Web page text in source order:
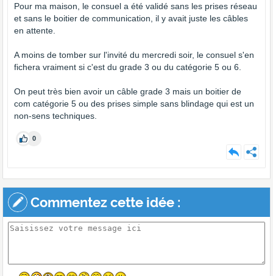
Pour ma maison, le consuel a été validé sans les prises réseau
et sans le boitier de communication, il y avait juste les câbles
en attente.
A moins de tomber sur l'invité du mercredi soir, le consuel s'en
fichera vraiment si c'est du grade 3 ou du catégorie 5 ou 6.
On peut très bien avoir un câble grade 3 mais un boitier de
com catégorie 5 ou des prises simple sans blindage qui est un
non-sens techniques.
0
Commentez cette idée :